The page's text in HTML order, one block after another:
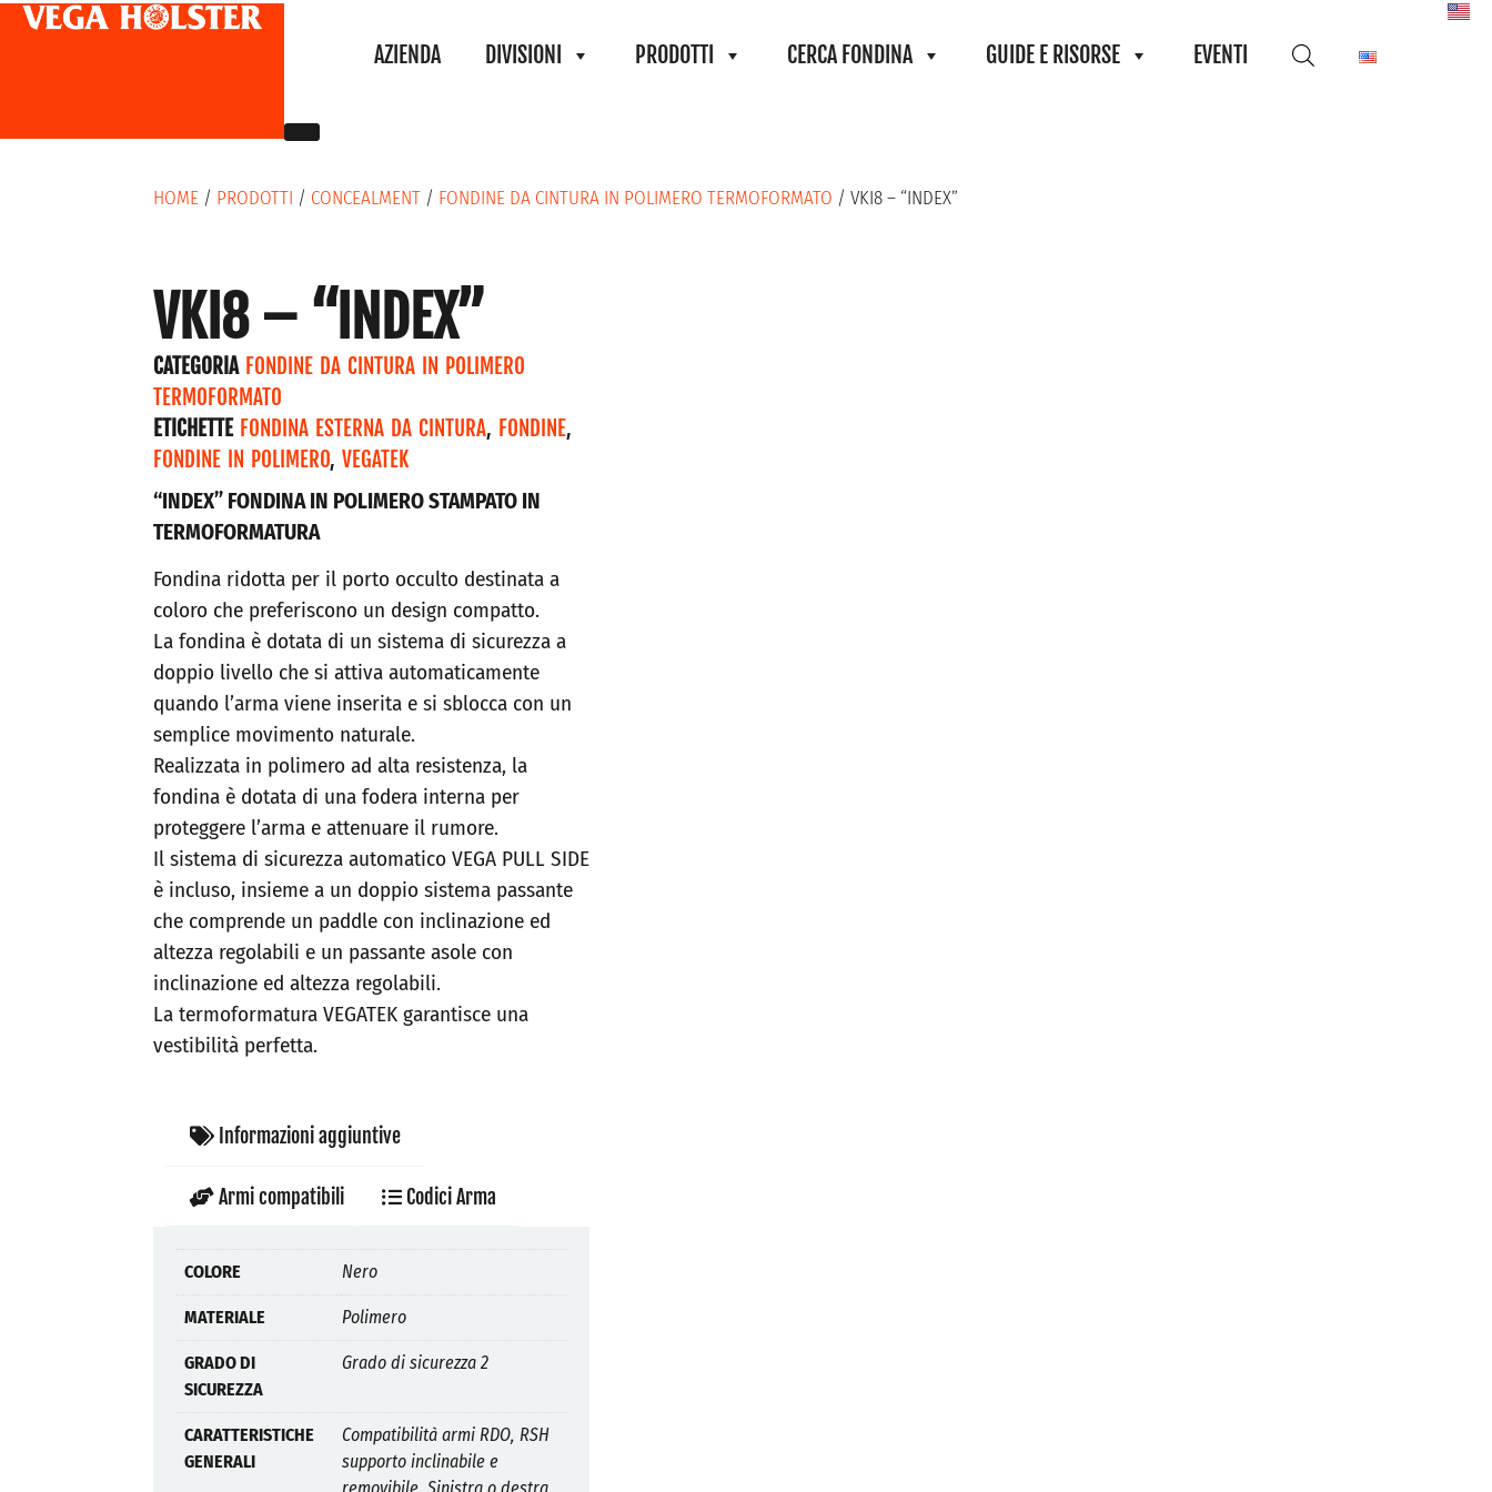
AZIENDA DIVISIONI PRODOTTI CERCA FONDINA GUIDE E RISORSE EVENTI
HOME / PRODOTTI / CONCEALMENT / FONDINE DA CINTURA IN POLIMERO TERMOFORMATO / VKI8 – “INDEX”
VKI8 – “INDEX”
CATEGORIA FONDINE DA CINTURA IN POLIMERO
TERMOFORMATO
ETICHETTE FONDINA ESTERNA DA CINTURA, FONDINE,
FONDINE IN POLIMERO, VEGATEK
“INDEX” FONDINA IN POLIMERO STAMPATO IN
TERMOFORMATURA
Fondina ridotta per il porto occulto destinata a
coloro che preferiscono un design compatto.
La fondina è dotata di un sistema di sicurezza a
doppio livello che si attiva automaticamente
quando l’arma viene inserita e si sblocca con un
semplice movimento naturale.
Realizzata in polimero ad alta resistenza, la
fondina è dotata di una fodera interna per
proteggere l’arma e attenuare il rumore.
Il sistema di sicurezza automatico VEGA PULL SIDE
è incluso, insieme a un doppio sistema passante
che comprende un paddle con inclinazione ed
altezza regolabili e un passante asole con
inclinazione ed altezza regolabili.
La termoformatura VEGATEK garantisce una
vestibilità perfetta.
Informazioni aggiuntive
Armi compatibili Codici Arma
COLORE Nero
MATERIALE Polimero
GRADO DI
SICUREZZA
Grado di sicurezza 2
CARATTERISTICHE
GENERALI
Compatibilità armi RDO, RSH
supporto inclinabile e